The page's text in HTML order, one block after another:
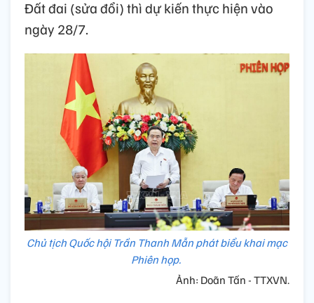
Đất đai (sửa đổi) thì dự kiến thực hiện vào
ngày 28/7.
Chủ tịch Quốc hội Trần Thanh Mẫn phát biểu khai mạc
Phiên họp.
Ảnh: Doãn Tấn - TTXVN.